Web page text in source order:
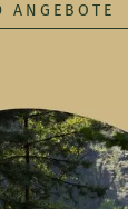
ANGEBOTE